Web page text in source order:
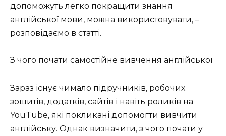
допоможуть легко покращити знання
англійської мови, можна використовувати, –
розповідаємо в статті.
З чого почати самостійне вивчення англійської
Зараз існує чимало підручників, робочих
зошитів, додатків, сайтів і навіть роликів на
YouTube, які покликані допомогти вивчити
англійську. Однак визначити, з чого почати у